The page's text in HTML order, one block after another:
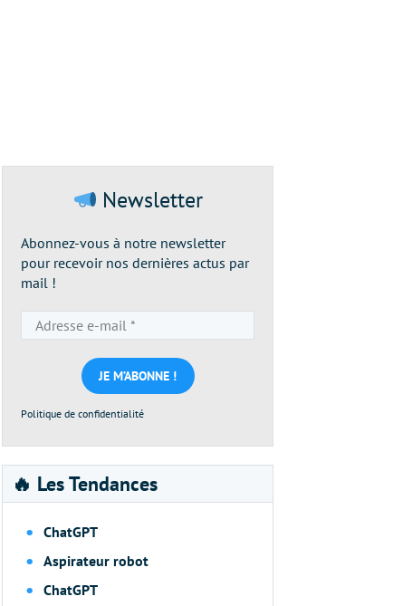
Newsletter
Abonnez-vous à notre newsletter
pour recevoir nos dernières actus par
mail !
e-
mail
*
Politique de confidentialité
🔥 Les Tendances
ChatGPT
Aspirateur robot
ChatGPT